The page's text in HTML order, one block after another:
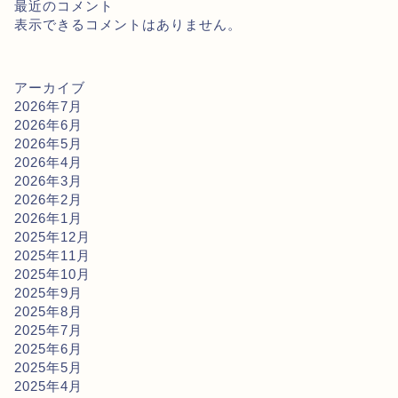
最近のコメント
表示できるコメントはありません。
アーカイブ
2026年7月
2026年6月
2026年5月
2026年4月
2026年3月
2026年2月
2026年1月
2025年12月
2025年11月
2025年10月
2025年9月
2025年8月
2025年7月
2025年6月
2025年5月
2025年4月